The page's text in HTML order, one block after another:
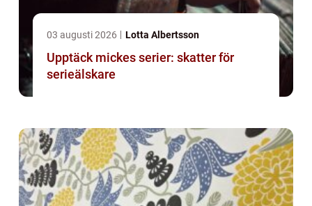
03 augusti 2026 Lotta Albertsson
Upptäck mickes serier: skatter för
serieälskare